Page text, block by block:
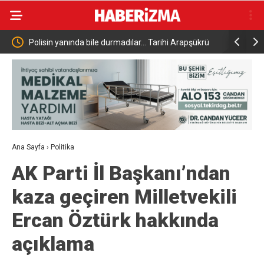
Tarihi Arapşükrü Sarımsak festivalinde sahne alan Sefo,
vatandaşa unutulmaz bir gece yaşattı
Ana Sayfa › Politika
AK Parti İl Başkanı’ndan
kaza geçiren Milletvekili
Ercan Öztürk hakkında
açıklama